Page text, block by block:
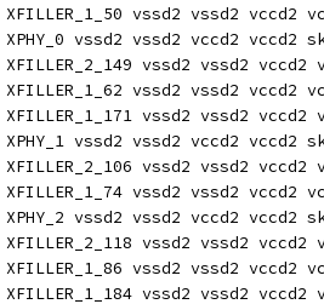
XFILLER_1_50 vssd2 vssd2 vccd2
XPHY_0 vssd2 vssd2 vccd2 vccd2
XFILLER_2_149 vssd2 vssd2 vccd2
XFILLER_1_62 vssd2 vssd2 vccd2
XFILLER_1_171 vssd2 vssd2 vccd2
XPHY_1 vssd2 vssd2 vccd2 vccd2
XFILLER_2_106 vssd2 vssd2 vccd2
XFILLER_1_74 vssd2 vssd2 vccd2
XPHY_2 vssd2 vssd2 vccd2 vccd2
XFILLER_2_118 vssd2 vssd2 vccd2
XFILLER_1_86 vssd2 vssd2 vccd2
XFILLER_1_184 vssd2 vssd2 vccd2